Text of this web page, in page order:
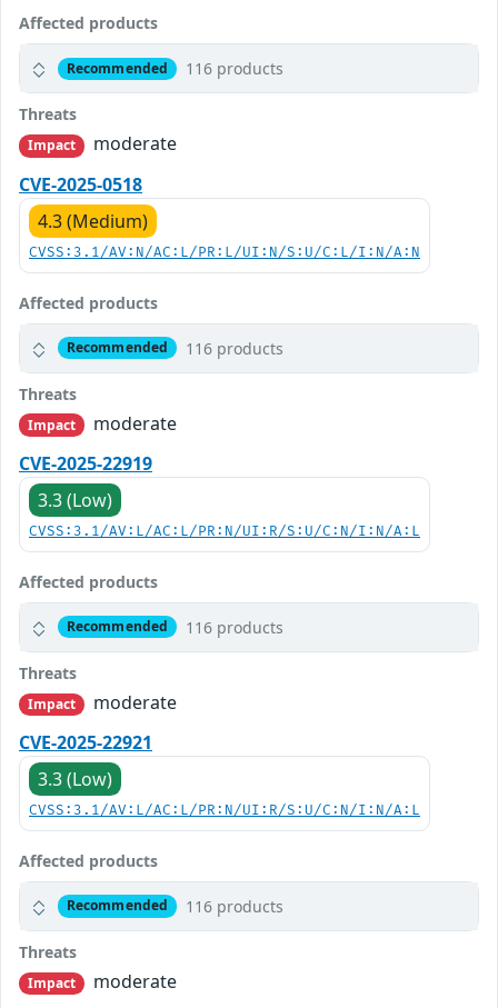
Affected products
Recommended 116 products
Threats
Impact
moderate
CVE-2025-0518
4.3 (Medium)
CVSS:3.1/AV:N/AC:L/PR:L/UI:N/S:U/C:L/I:N/A:N
Affected products
Recommended 116 products
Threats
Impact
moderate
CVE-2025-22919
3.3 (Low)
CVSS:3.1/AV:L/AC:L/PR:N/UI:R/S:U/C:N/I:N/A:L
Affected products
Recommended 116 products
Threats
Impact
moderate
CVE-2025-22921
3.3 (Low)
CVSS:3.1/AV:L/AC:L/PR:N/UI:R/S:U/C:N/I:N/A:L
Affected products
Recommended 116 products
Threats
Impact
moderate